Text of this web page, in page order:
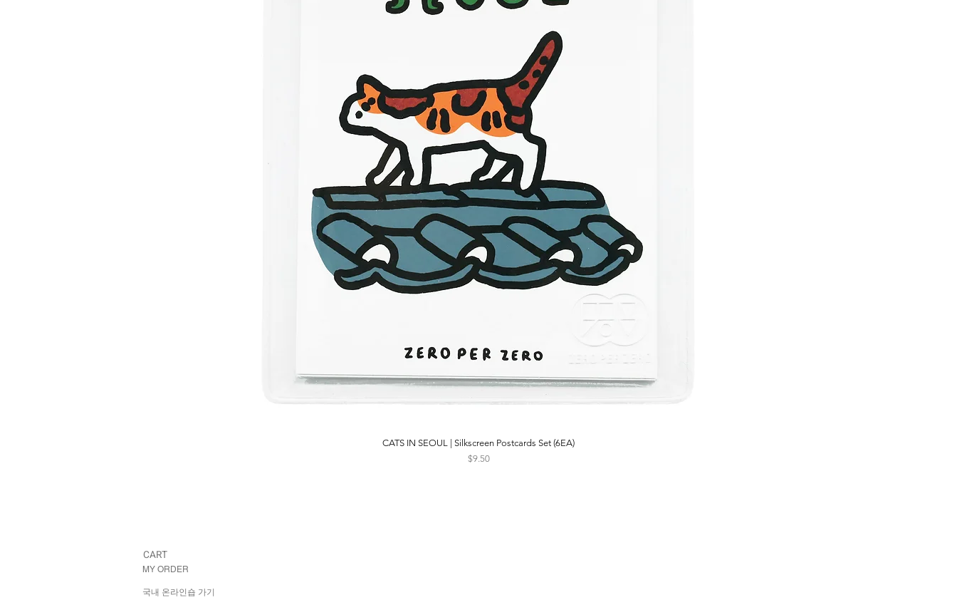
Quick View
CATS IN SEOUL | Silkscreen Postcards Set (6EA)
Price
$9.50
CART
MY ORDER
국내 온라인숍 가기